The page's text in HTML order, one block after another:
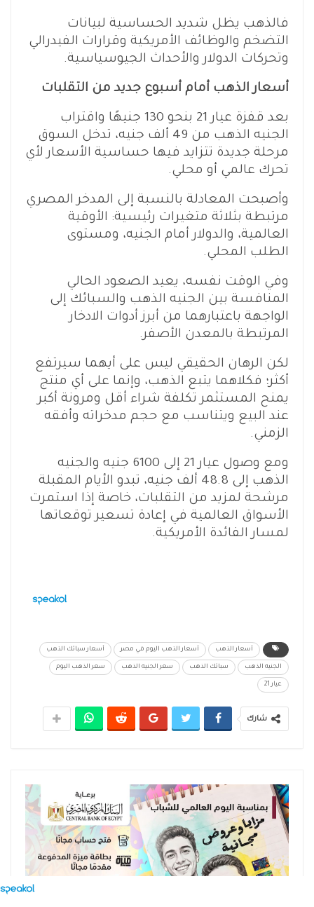
فالذهب يظل شديد الحساسية لبيانات
التضخم والوظائف الأمريكية وقرارات الفيدرالي
وتحركات الدولار والأحداث الجيوسياسية.
أسعار الذهب أمام أسبوع جديد من التقلبات
بعد قفزة عيار 21 بنحو 130 جنيهًا واقتراب
الجنيه الذهب من 49 ألف جنيه، تدخل السوق
مرحلة جديدة تتزايد فيها حساسية الأسعار لأي
تحرك عالمي أو محلي.
وأصبحت المعادلة بالنسبة إلى المدخر المصري
مرتبطة بثلاثة متغيرات رئيسية: الأوقية
العالمية، والدولار أمام الجنيه، ومستوى
الطلب المحلي.
وفي الوقت نفسه، يعيد الصعود الحالي
المنافسة بين الجنيه الذهب والسبائك إلى
الواجهة باعتبارهما من أبرز أدوات الادخار
المرتبطة بالمعدن الأصفر.
لكن الرهان الحقيقي ليس على أيهما سيرتفع
أكثر؛ فكلاهما يتبع الذهب، وإنما على أي منتج
يمنح المستثمر تكلفة شراء أقل ومرونة أكبر
عند البيع ويتناسب مع حجم مدخراته وأفقه
الزمني.
ومع وصول عيار 21 إلى 6100 جنيه والجنيه
الذهب إلى 48.8 ألف جنيه، تبدو الأيام المقبلة
مرشحة لمزيد من التقلبات، خاصة إذا استمرت
الأسواق العالمية في إعادة تسعير توقعاتها
لمسار الفائدة الأمريكية.
أسعار الذهب أسعار الذهب اليوم في مصر أسعار سبائك الذهب
الجنيه الذهب سبائك الذهب سعر الجنيه الذهب سعر الذهب اليوم
عيار 21
شارك